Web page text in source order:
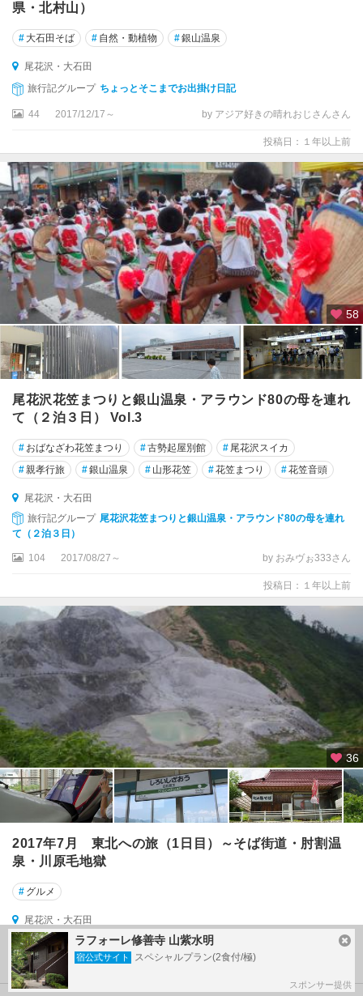
県・北村山）
# 大石田そば # 自然・動植物 #銀山温泉
尾花沢・大石田
旅行記グループ ちょっとそこまでお出掛け日記
44 2017/12/17～ by アジア好きの晴れおじさんさん
投稿日：１年以上前
58
尾花沢花笠まつりと銀山温泉・アラウンド80の母を連れ
て（２泊３日） Vol.3
# おばなざわ花笠まつり #古勢起屋別館 # 尾花沢スイカ
#親孝行旅 #銀山温泉 # 山形花笠 #花笠まつり #花笠音頭
尾花沢・大石田
旅行記グループ 尾花沢花笠まつりと銀山温泉・アラウンド80の母を連れ
て（２泊３日）
104 2017/08/27～ by おみヴぉ333さん
投稿日：１年以上前
36
2017年7月 東北への旅（1日目）～そば街道・肘割温
泉・川原毛地獄
# グルメ
尾花沢・大石田
23 2017/07/15～ by エビエビさん
ラフォーレ修善寺 山紫水明
宿公式サイト スペシャルプラン(2食付/極)
スポンサー提供